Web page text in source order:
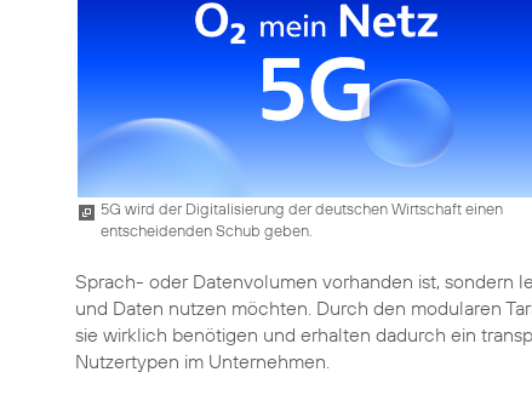
5G wird der Digitalisierung der deutschen Wirtschaft einen
entscheidenden Schub geben.
Sprach- oder Datenvolumen vorhanden ist, sondern
und Daten nutzen möchten. Durch den modularen
sie wirklich benötigen und erhalten dadurch ein
Nutzertypen im Unternehmen.